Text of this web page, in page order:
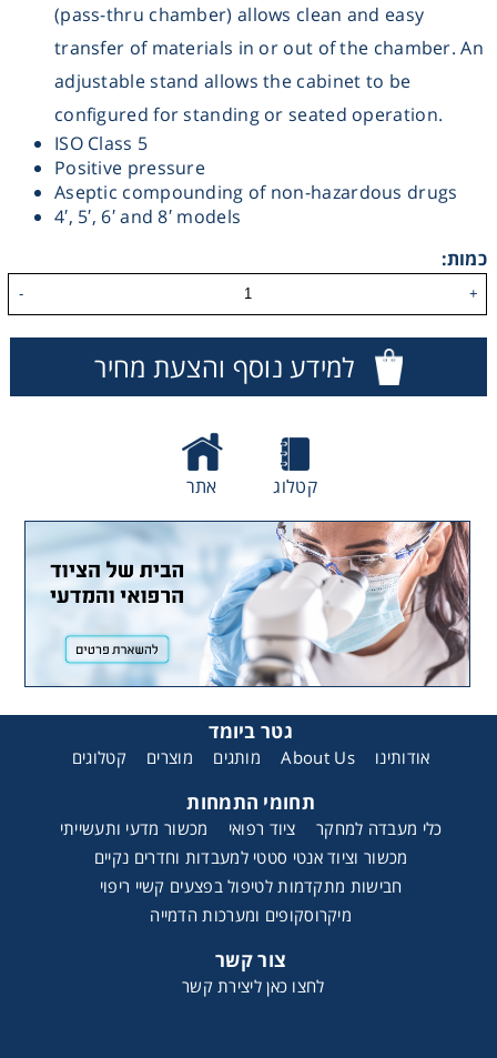
(pass-thru chamber) allows clean and easy
transfer of materials in or out of the chamber. An
adjustable stand allows the cabinet to be
configured for standing or seated operation.
ISO Class 5
Positive pressure
Aseptic compounding of non-hazardous drugs
4′, 5′, 6′ and 8′ models
כמות:
+
-
למידע נוסף והצעת מחיר
קטלוג אתר
גטר ביומד
אודותינו About Us מותגים מוצרים קטלוגים
תחומי התמחות
כלי מעבדה למחקר ציוד רפואי
מכשור מדעי ותעשייתי
מכשור וציוד אנטי סטטי למעבדות וחדרים נקיים
חבישות מתקדמות לטיפול בפצעים קשיי ריפוי
מיקרוסקופים ומערכות הדמייה
צור קשר
לחצו כאן ליצירת קשר
Reagents & Kits
Consumables